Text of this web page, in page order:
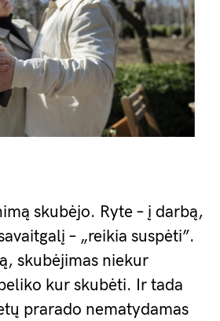
skubėjo. Ryte – į darbą,
– „reikia suspėti”.
skubėjimas niekur
kur skubėti. Ir tada
prarado nematydamas